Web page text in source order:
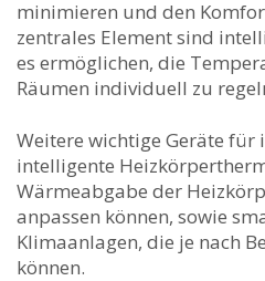
minimieren und den
zentrales Element sind
es⁢ ermöglichen, ‌die‍
Räumen individuell zu
Weitere wichtige Geräte für​
intelligente
Wärmeabgabe ⁤der
anpassen ⁢können, sowie
Klimaanlagen, die‍ je nach
können.